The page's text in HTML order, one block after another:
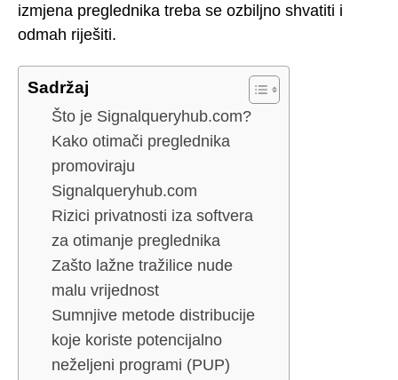
izmjena preglednika treba se ozbiljno shvatiti i
odmah riješiti.
Sadržaj
Što je Signalqueryhub.com?
Kako otimači preglednika
promoviraju
Signalqueryhub.com
Rizici privatnosti iza softvera
za otimanje preglednika
Zašto lažne tražilice nude
malu vrijednost
Sumnjive metode distribucije
koje koriste potencijalno
neželjeni programi (PUP)